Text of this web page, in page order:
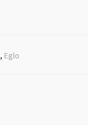
, Eglo